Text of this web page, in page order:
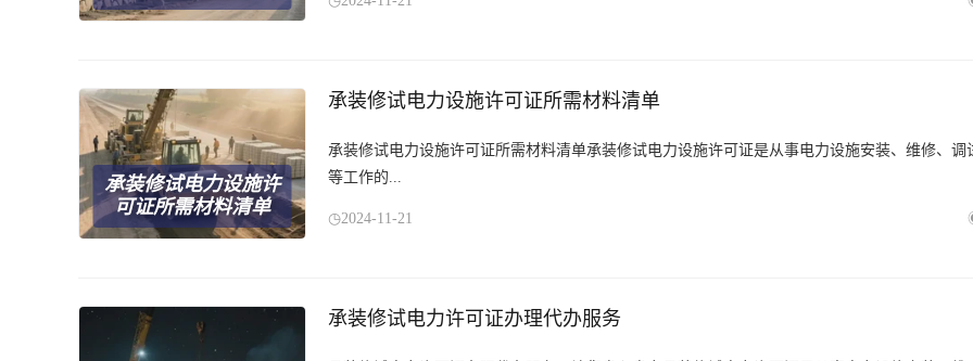
承装修试电力设施许
可证所需材料清单
承装修试电力设施许可证所需材料清单
承装修试电力设施许可证所需材料清单承装修试电力设施许可证是从事电力设施安装、维修、调
等工作的...
2024-11-21
承装修试电力许可证办理代办服务